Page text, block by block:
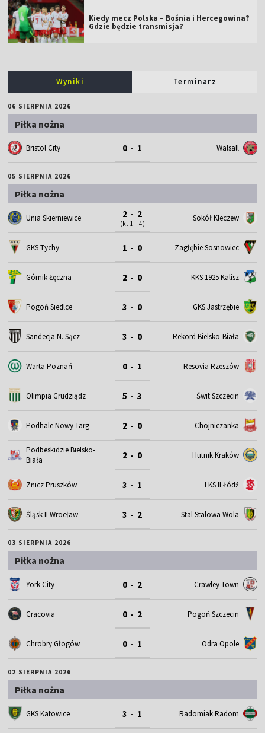
Kiedy mecz Polska – Bośnia i Hercegowina?
Gdzie będzie transmisja?
Wyniki Terminarz
06 SIERPNIA 2026
Piłka nożna
Bristol City 0 - 1 Walsall
05 SIERPNIA 2026
Piłka nożna
Unia Skierniewice 2 - 2
(k. 1 - 4)
Sokół Kleczew
GKS Tychy 1 - 0 Zagłębie Sosnowiec
Górnik Łęczna 2 - 0 KKS 1925 Kalisz
Pogoń Siedlce 3 - 0 GKS Jastrzębie
Sandecja N. Sącz 3 - 0 Rekord Bielsko-Biała
Warta Poznań 0 - 1 Resovia Rzeszów
Olimpia Grudziądz 5 - 3 Świt Szczecin
Podhale Nowy Targ 2 - 0 Chojniczanka
Podbeskidzie Bielsko-
Biała
2 - 0 Hutnik Kraków
Znicz Pruszków 3 - 1 LKS II Łódź
Śląsk II Wrocław 3 - 2 Stal Stalowa Wola
03 SIERPNIA 2026
Piłka nożna
York City 0 - 2 Crawley Town
Cracovia 0 - 2 Pogoń Szczecin
Chrobry Głogów 0 - 1 Odra Opole
02 SIERPNIA 2026
Piłka nożna
GKS Katowice 3 - 1 Radomiak Radom